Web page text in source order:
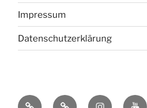
Impressum
Datenschutzerklärung
bsky MastadonInstagramYou